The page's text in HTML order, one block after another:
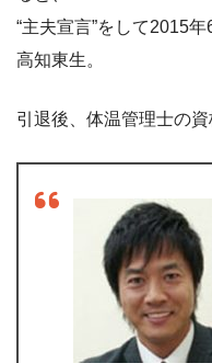
“主夫宣言”をして2015
高知東生。
引退後、体温管理士の資